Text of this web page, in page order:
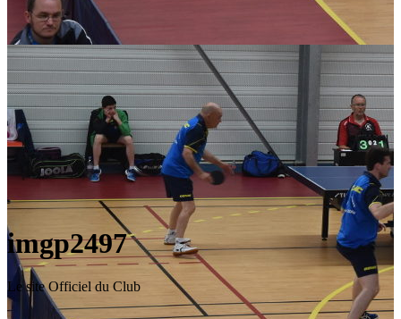
imgp2497
Le site Officiel du Club